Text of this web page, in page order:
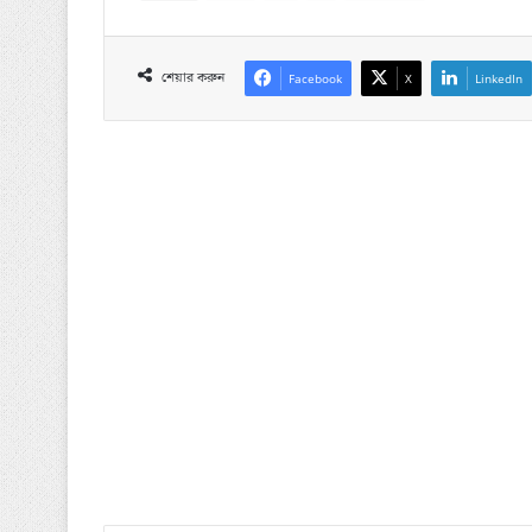
শেয়ার করুন Facebook X LinkedIn